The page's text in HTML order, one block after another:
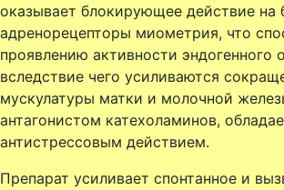
оказывает блокирующее действие на
адренорецепторы миометрия, что
проявлению активности эндогенного
вследствие чего усиливаются
мускулатуры матки и молочной
антагонистом катехоламинов,
антистрессовым действием.
Препарат усиливает спонтанное и